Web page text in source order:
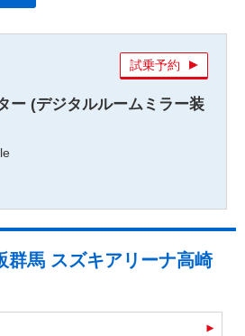
ー (デジタルルームミラー装
試乗予約
群馬 スズキアリーナ高崎